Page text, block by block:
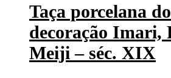
Taça porcelana
decoração Imari,
Meiji – séc. XIX